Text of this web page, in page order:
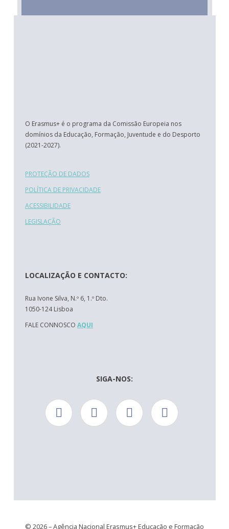
O Erasmus+ é o programa da Comissão Europeia nos
domínios da Educação, Formação, Juventude e do Desporto
(2021-2027).
PROTEÇÃO DE DADOS
POLÍTICA DE PRIVACIDADE
ACESSIBILIDADE
LEGISLAÇÃO
LOCALIZAÇÃO E CONTACTO:
Rua Ivone Silva, N.º 6, 1.º Dto.
1050-124 Lisboa
FALE CONNOSCO AQUI
SIGA-NOS:
© 2026 – Agência Nacional Erasmus+ Educação e Formação